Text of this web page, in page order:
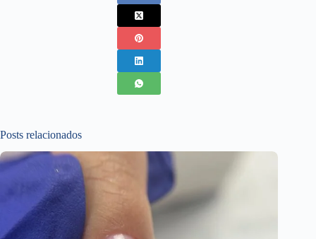
Posts relacionados